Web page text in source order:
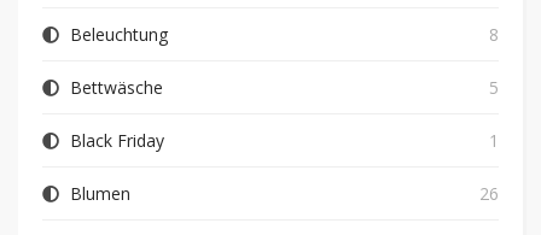
Beleuchtung 8
Bettwäsche 5
Black Friday 1
Blumen 26